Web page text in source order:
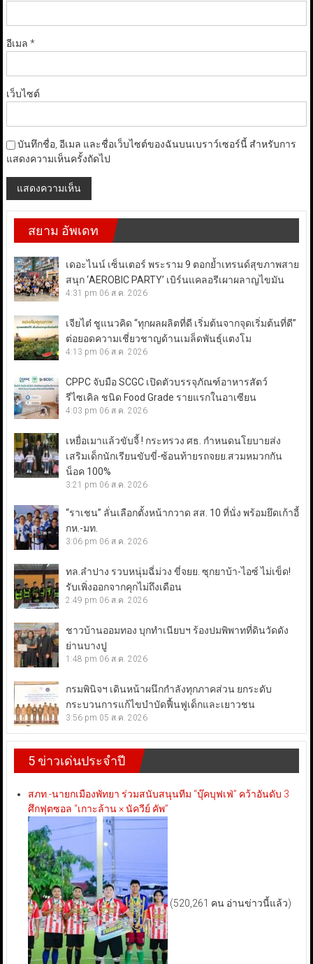
อีเมล *
เว็บไซต์
บันทึกชื่อ, อีเมล และชื่อเว็บไซต์ของฉันบนเบราว์เซอร์นี้ สำหรับการ
แสดงความเห็นครั้งถัดไป
สยาม อัพเดท
เดอะไนน์ เซ็นเตอร์ พระราม 9 ตอกย้ำเทรนด์สุขภาพสาย
สนุก ‘AEROBIC PARTY’ เบิร์นแคลอรีเผาผลาญไขมัน
4:31 pm 06 ส.ค. 2026
เจียไต๋ ชูแนวคิด “ทุกผลผลิตที่ดี เริ่มต้นจากจุดเริ่มต้นที่ดี”
ต่อยอดความเชี่ยวชาญด้านเมล็ดพันธุ์แตงโม
4:13 pm 06 ส.ค. 2026
CPPC จับมือ SCGC เปิดตัวบรรจุภัณฑ์อาหารสัตว์
รีไซเคิล ชนิด Food Grade รายแรกในอาเซียน
4:03 pm 06 ส.ค. 2026
เหยื่อเมาแล้วขับจี้ ! กระทรวง ศธ. กำหนดนโยบายส่ง
เสริมเด็กนักเรียนขับขี่-ซ้อนท้ายรถจยย.สวมหมวกกัน
น็อค 100%
3:21 pm 06 ส.ค. 2026
“ราเชน” ลั่นเลือกตั้งหน้ากวาด สส. 10 ที่นั่ง พร้อมยึดเก้าอี้
กห.-มท.
3:06 pm 06 ส.ค. 2026
ทล.ลำปาง รวบหนุ่มฉี่ม่วง ขี่จยย. ซุกยาบ้า-ไอซ์ ไม่เข็ด!
รับเพิ่งออกจากคุกไม่ถึงเดือน
2:49 pm 06 ส.ค. 2026
ชาวบ้านออมทอง บุกทำเนียบฯ ร้องปมพิพาทที่ดินวัดดัง
ย่านบางปู
1:48 pm 06 ส.ค. 2026
กรมพินิจฯ เดินหน้าผนึกกำลังทุกภาคส่วน ยกระดับ
กระบวนการแก้ไขบำบัดฟื้นฟูเด็กและเยาวชน
3:56 pm 05 ส.ค. 2026
5 ข่าวเด่นประจำปี
สภท.-นายกเมืองพัทยา ร่วมสนับสนุนทีม “บุ๊คบุฟเฟ่” คว้าอันดับ 3
ศึกฟุตซอล “เกาะล้าน × นัควีย์ คัพ”
(520,261 คน อ่านข่าวนี้แล้ว)